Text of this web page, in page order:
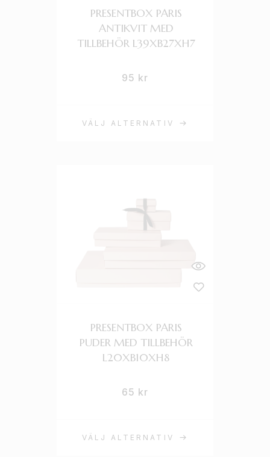
VÄLJ ALTERNATIV
PRESENTBOX PARIS
ANTIKVIT MED
TILLBEHÖR L39XB27XH7
95 kr
VÄLJ ALTERNATIV
PRESENTBOX PARIS
PUDER MED TILLBEHÖR
L20XB10XH8
65 kr